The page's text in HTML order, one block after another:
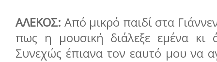
ΑΛΕΚΟΣ: Από μικρό παιδί στα
πως η μουσική διάλεξε εμένα κι
Συνεχώς έπιανα τον εαυτό μου να